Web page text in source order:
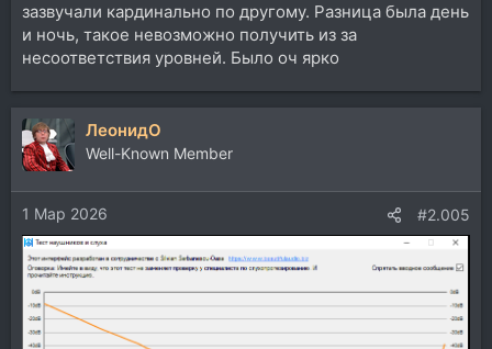
зазвучали кардинально по другому. Разница была день
и ночь, такое невозможно получить из за
несоответствия уровней. Было оч ярко
ЛеонидО
Well-Known Member
1 Мар 2026 #2.005